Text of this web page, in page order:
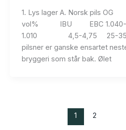
1. Lys lager A.
vol% IBU EBC 1.040-
1.010 4,5-4,75 25-35
pilsner er ganske ensartet
bryggeri som står bak. Ølet
1 2